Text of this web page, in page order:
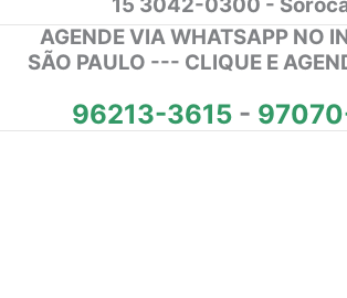
AGENDE VIA WHATSAPP NO
SÃO PAULO --- CLIQUE E
96213-3615 -